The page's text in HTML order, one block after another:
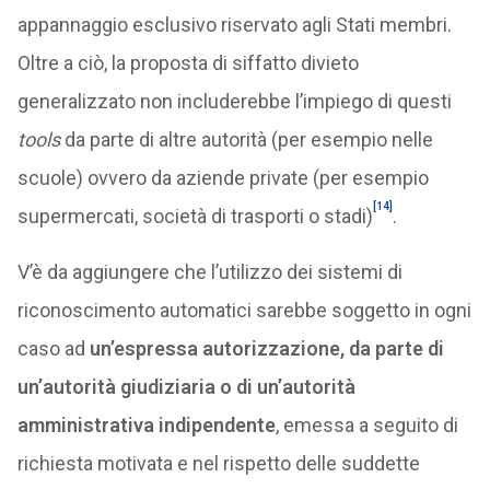
appannaggio esclusivo riservato agli Stati membri.
Oltre a ciò, la proposta di siffatto divieto
generalizzato non includerebbe l’impiego di questi
toolsda parte di altre autorità (per esempio nelle
scuole) ovvero da aziende private (per esempio
supermercati, società di trasporti o stadi) [14] .
V’è da aggiungere che l’utilizzo dei sistemi di
riconoscimento automatici sarebbe soggetto in ogni
caso ad un’espressa autorizzazione, da parte di
un’autorità giudiziaria o di un’autorità
amministrativa indipendente, emessa a seguito di
richiesta motivata e nel rispetto delle suddette